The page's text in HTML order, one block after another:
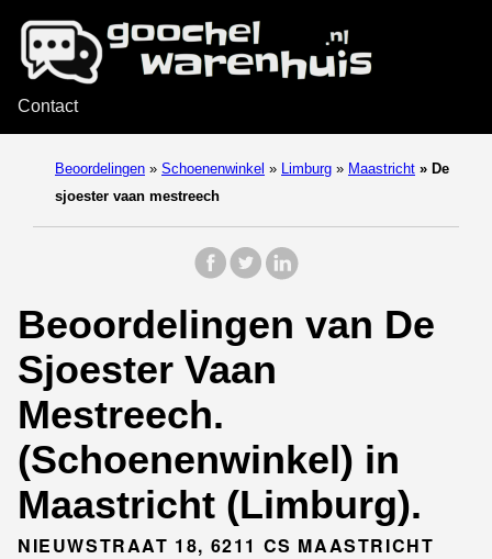
Contact
Beoordelingen » Schoenenwinkel » Limburg » Maastricht » De
sjoester vaan mestreech
Beoordelingen van De
Sjoester Vaan
Mestreech.
(Schoenenwinkel) in
Maastricht (Limburg).
NIEUWSTRAAT 18, 6211 CS MAASTRICHT